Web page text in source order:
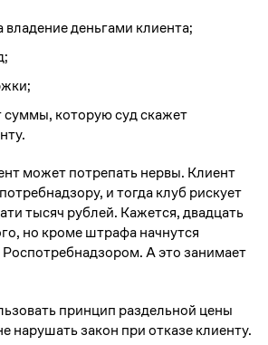
деньгами клиента;
которую суд скажет
может потрепать нервы. Клиент
и тогда клуб рискует
тысяч рублей. Кажется, двадцать
но кроме штрафа начнутся
Роспотребнадзором. А это занимает
принцип раздельной цены
нарушать закон при отказе клиенту.